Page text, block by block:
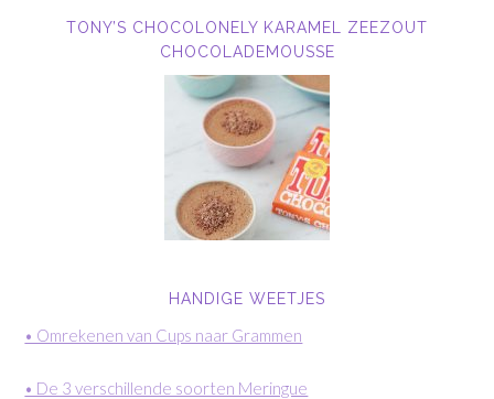
TONY’S CHOCOLONELY KARAMEL ZEEZOUT
CHOCOLADEMOUSSE
HANDIGE WEETJES
• Omrekenen van Cups naar Grammen
• De 3 verschillende soorten Meringue